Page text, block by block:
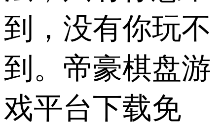
到，没有你玩不
到。帝豪棋盘游
戏平台下载免